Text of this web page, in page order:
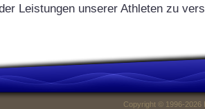
Leistungen unserer Athleten zu
Copyright © 1996-2026